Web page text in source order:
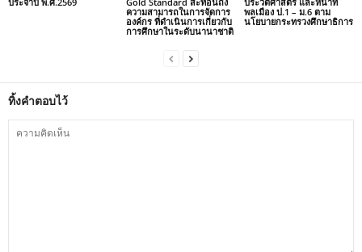
ความสามารถในการจัดการ
องค์กร ที่ดำเนินการเกี่ยวกับ
การศึกษาในระดับนานาชาติ
พลเมือง ป.1 – ม.6 ตาม
นโยบายกระทรวงศึกษาธิการ
ทิ้งคำตอบไว้